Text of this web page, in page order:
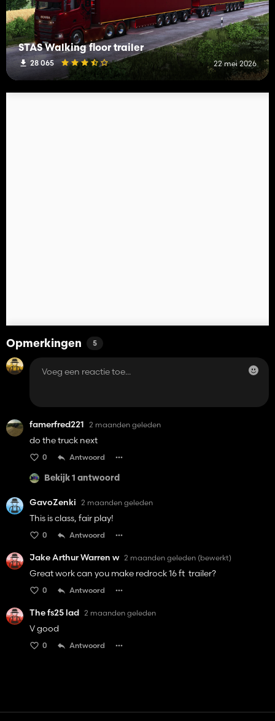
STAS Walking floor trailer
28 065 22 mei 2026
Opmerkingen 5
famerfred221 2 maanden geleden
do the truck next
0 Antwoord
Bekijk 1 antwoord
GavoZenki 2 maanden geleden
This is class, fair play!
0 Antwoord
Jake Arthur Warren w 2 maanden geleden (bewerkt)
Great work can you make redrock 16 ft trailer?
0 Antwoord
The fs25 lad 2 maanden geleden
V good
0 Antwoord